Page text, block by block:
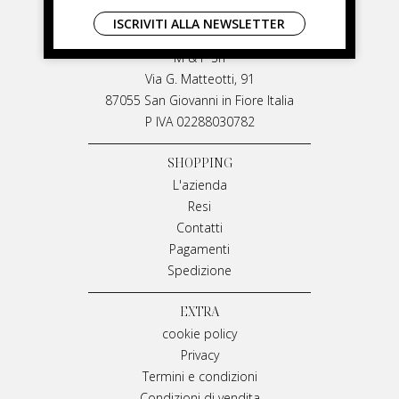
LIVIANA MIRARCHI
M & P Srl
Via G. Matteotti, 91
87055 San Giovanni in Fiore Italia
P IVA 02288030782
SHOPPING
L'azienda
Resi
Contatti
Pagamenti
Spedizione
EXTRA
cookie policy
Privacy
Termini e condizioni
ISCRIVITI ALLA NEWSLETTER